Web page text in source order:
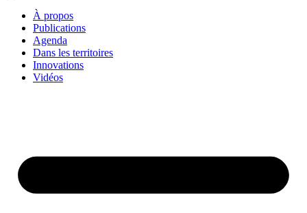
À propos
Publications
Agenda
Dans les territoires
Innovations
Vidéos